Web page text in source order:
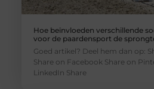
Hoe beïnvloeden verschillende
voor de paardensport de
Goed artikel? Deel hem dan op:
Share on Facebook Share on
LinkedIn Share